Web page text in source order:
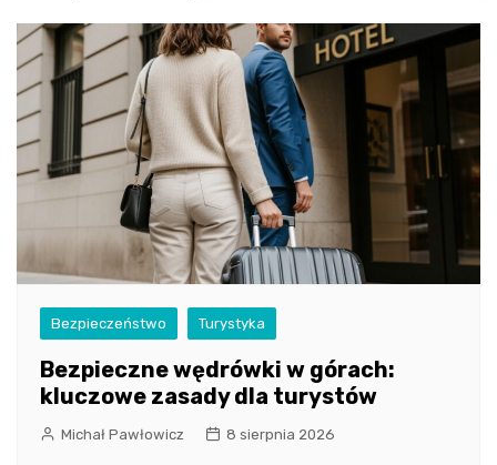
Bezpieczeństwo Turystyka
Bezpieczne wędrówki w górach:
kluczowe zasady dla turystów
Michał Pawłowicz 8 sierpnia 2026